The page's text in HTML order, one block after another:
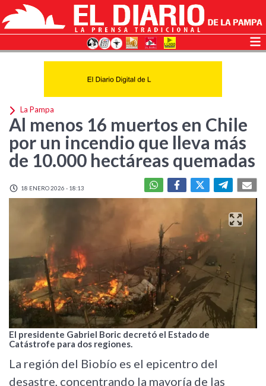
La Pampa
Al menos 16 muertos en Chile
por un incendio que lleva más
de 10.000 hectáreas quemadas
18 ENERO 2026 - 18:13
El presidente Gabriel Boric decretó el Estado de
Catástrofe para dos regiones.
La región del Biobío es el epicentro del
desastre, concentrando la mayoría de las